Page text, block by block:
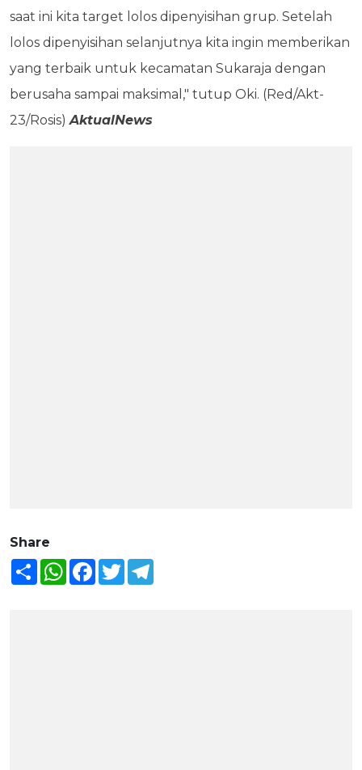
saat ini kita target lolos dipenyisihan grup. Setelah
lolos dipenyisihan selanjutnya kita ingin memberikan
yang terbaik untuk kecamatan Sukaraja dengan
berusaha sampai maksimal," tutup Oki. (Red/Akt-
23/Rosis)AktualNews
Share
Share WhatsAppFacebook
Twitter